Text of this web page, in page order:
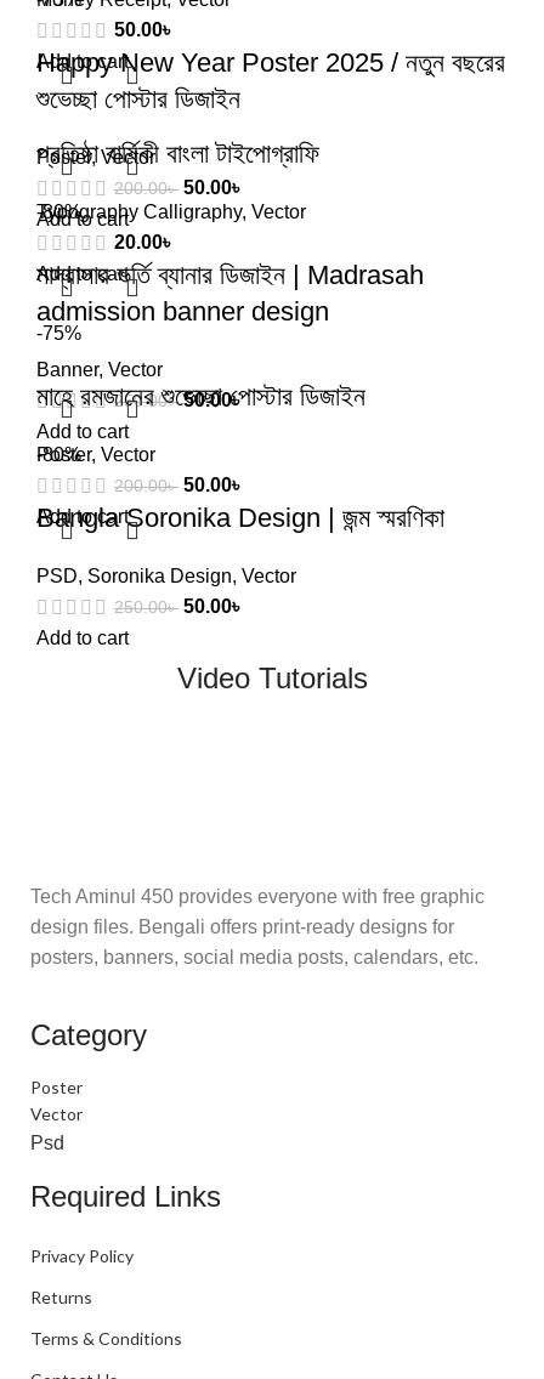
50.00৳
Add to cart
Happy New Year Poster 2025 / নতুন বছরের
শুভেচ্ছা পোস্টার ডিজাইন
Poster, Vector
200.00৳ 50.00৳
Add to cart
প্রতিষ্ঠা বার্ষিকী বাংলা টাইপোগ্রাফি
Typography Calligraphy, Vector
20.00৳
Add to cart
-80%
মাদ্রাসার ভর্তি ব্যানার ডিজাইন | Madrasah
admission banner design
Banner, Vector
250.00৳ 50.00৳
Add to cart
-75%
মাহে রমজানের শুভেচ্ছা পোস্টার ডিজাইন
Poster, Vector
200.00৳ 50.00৳
Add to cart
-80%
Bangla Soronika Design | জন্ম স্মরণিকা
PSD, Soronika Design, Vector
250.00৳ 50.00৳
Add to cart
Video Tutorials
Tech Aminul 450 provides everyone with free graphic
design files. Bengali offers print-ready designs for
posters, banners, social media posts, calendars, etc.
Category
Poster
Vector
Psd
Required Links
Privacy Policy
Returns
Terms & Conditions